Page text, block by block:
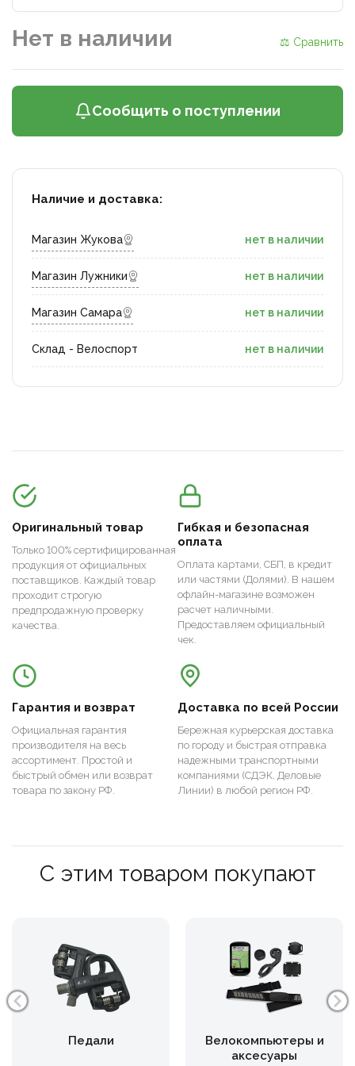
Нет в наличии ⚖ Сравнить
Сообщить о поступлении
Наличие и доставка:
Магазин Жукова нет в наличии
Магазин Лужники нет в наличии
Магазин Самара нет в наличии
Склад - Велоспорт нет в наличии
Оригинальный товар
Только 100% сертифицированная
продукция от официальных
поставщиков. Каждый товар
проходит строгую
предпродажную проверку
качества.
Гибкая и безопасная
оплата
Оплата картами, СБП, в кредит
или частями (Долями). В нашем
офлайн-магазине возможен
расчет наличными.
Предоставляем официальный
чек.
Гарантия и возврат
Официальная гарантия
производителя на весь
ассортимент. Простой и
быстрый обмен или возврат
товара по закону РФ.
Доставка по всей России
Бережная курьерская доставка
по городу и быстрая отправка
надежными транспортными
компаниями (СДЭК, Деловые
Линии) в любой регион РФ.
С этим товаром покупают
Педали
Велокомпьютеры и
аксесуары